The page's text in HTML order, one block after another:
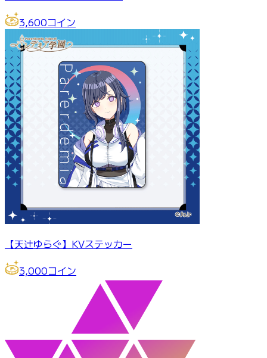
3,600コイン
【天辻ゆらぐ】KVステッカー
3,000コイン